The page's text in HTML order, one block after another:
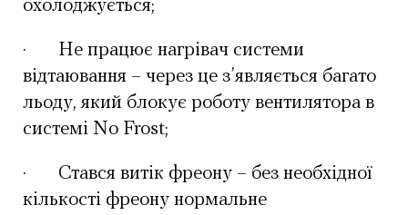
охолоджується;
·
Не працює нагрівач системи
відтаювання – через це з’являється багато
льоду, який блокує роботу вентилятора в
системі No Frost;
·
Стався витік фреону – без необхідної
кількості фреону нормальне